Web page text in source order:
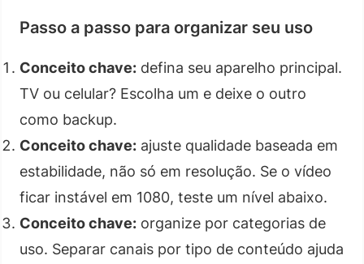
Passo a passo para organizar seu uso
Conceito chave: defina seu aparelho principal.
TV ou celular? Escolha um e deixe o outro
como backup.
Conceito chave: ajuste qualidade baseada em
estabilidade, não só em resolução. Se o vídeo
ficar instável em 1080, teste um nível abaixo.
Conceito chave: organize por categorias de
uso. Separar canais por tipo de conteúdo ajuda